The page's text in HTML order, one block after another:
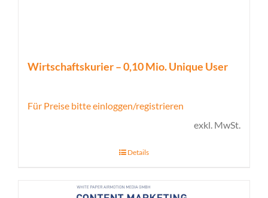
Wirtschaftskurier – 0,10 Mio. Unique User
Für Preise bitte einloggen/registrieren
exkl. MwSt.
Details